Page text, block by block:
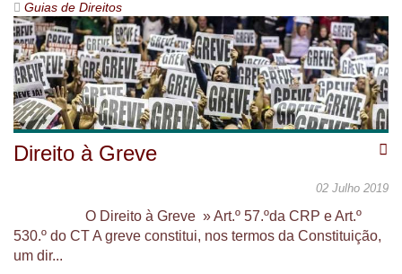
Guias de Direitos
Direito à Greve
02 Julho 2019
O Direito à Greve » Art.º 57.ºda CRP e Art.º
530.º do CT A greve constitui, nos termos da Constituição,
um dir...